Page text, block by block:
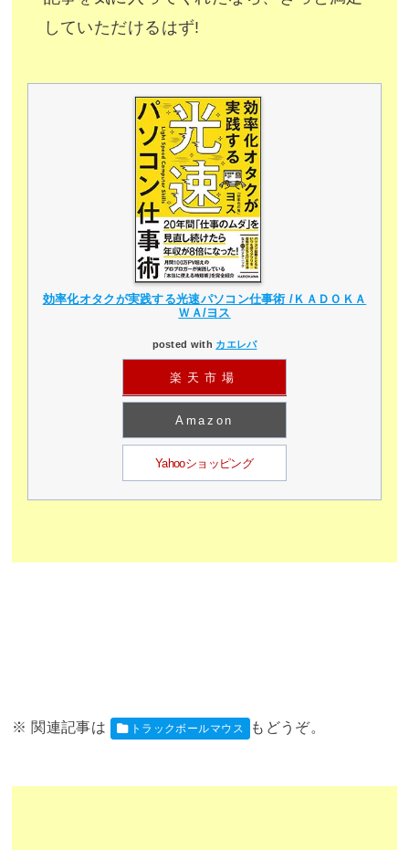
していただけるはず!
効率化オタクが実践する光速パソコン仕事術 /ＫＡＤＯＫＡ
ＷＡ/ヨス
posted with カエレバ
楽天市場
Amazon
Yahooショッピング
トラックボールマウス